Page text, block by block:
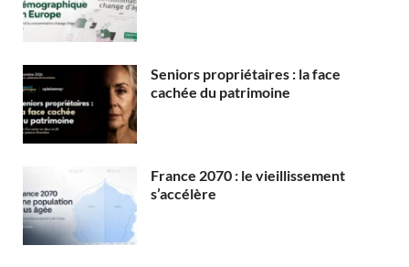
Seniors propriétaires : la face
cachée du patrimoine
France 2070 : le vieillissement
s’accélère